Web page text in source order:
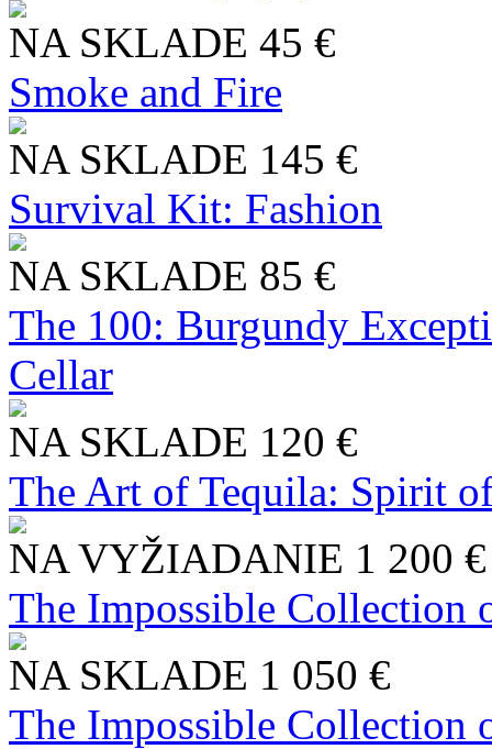
NA SKLADE 45 €
Smoke and Fire
NA SKLADE 145 €
Survival Kit: Fashion
NA SKLADE 85 €
The 100: Burgundy
Cellar
NA SKLADE 120 €
The Art of Tequila: Spirit
NA VYŽIADANIE 1 200 €
The Impossible Collection
NA SKLADE 1 050 €
The Impossible Collection